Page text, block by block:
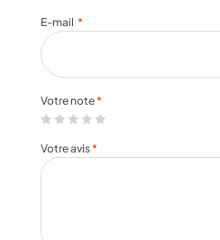
Votre note *
Votre avis *
E-mail *